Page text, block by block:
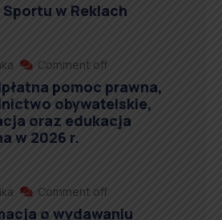
Sportu w Reklach
Comment off
pomoc prawna,
obywatelskie,
oraz edukacja
w 2026 r.
Comment off
o wydawaniu